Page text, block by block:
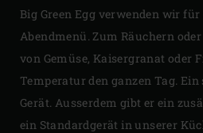
Big Green Egg verwenden wir
Abendmenü. Zum Räuchern
von Gemüse, Kaisergranat oder
Temperatur den ganzen Tag.
Gerät. Ausserdem gibt er ein
ein Standardgerät in unserer